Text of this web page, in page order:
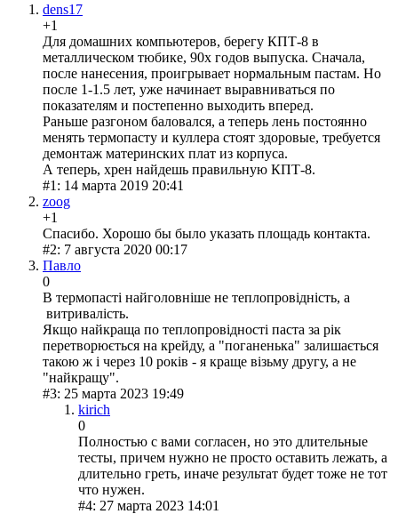
dens17
+1
Для домашних компьютеров, берегу КПТ-8 в
металлическом тюбике, 90х годов выпуска. Сначала,
после нанесения, проигрывает нормальным пастам. Но
после 1-1.5 лет, уже начинает выравниваться по
показателям и постепенно выходить вперед.
Раньше разгоном баловался, а теперь лень постоянно
менять термопасту и куллера стоят здоровые, требуется
демонтаж материнских плат из корпуса.
А теперь, хрен найдешь правильную КПТ-8.
#1: 14 марта 2019 20:41
zoog
+1
Спасибо. Хорошо бы было указать площадь контакта.
#2: 7 августа 2020 00:17
Павло
0
В термопасті найголовніше не теплопровідність, а
витривалість.
Якщо найкраща по теплопровідності паста за рік
перетворюється на крейду, а "поганенька" залишається
такою ж і через 10 років - я краще візьму другу, а не
"найкращу".
#3: 25 марта 2023 19:49
kirich
0
Полностью с вами согласен, но это длительные
тесты, причем нужно не просто оставить лежать, а
длительно греть, иначе результат будет тоже не тот
что нужен.
#4: 27 марта 2023 14:01